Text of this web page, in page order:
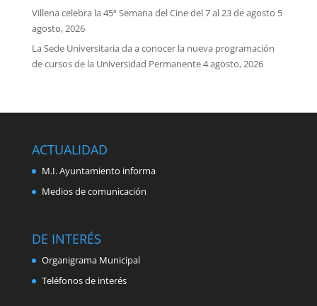
Villena celebra la 45ª Semana del Cine del 7 al 23 de agosto 5
agosto, 2026
La Sede Universitaria da a conocer la nueva programación
de cursos de la Universidad Permanente4 agosto, 2026
ACTUALIDAD
M.I. Ayuntamiento informa
Medios de comunicación
DE INTERÉS
Organigrama Municipal
Teléfonos de interés